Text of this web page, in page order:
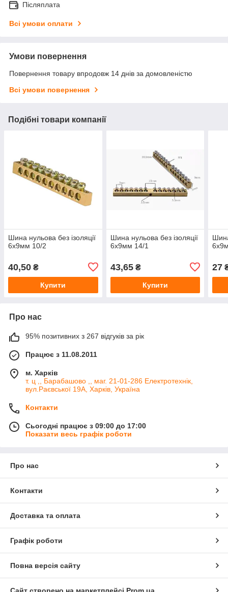
Післяплата
Всі умови оплати
Умови повернення
Повернення товару впродовж 14 днів за домовленістю
Всі умови повернення
Подібні товари компанії
Шина нульова без ізоляції
6х9мм 10/2
40,50 ₴
Купити
Шина нульова без ізоляції
6х9мм 14/1
43,65₴
Купити
27
Про нас
95% позитивних з 267 відгуків за рік
Працює з 11.08.2011
м. Харків
т. ц ,, Барабашово ,, маг. 21-01-286 Електротехнік,
вул.Раєвської 19А, Харків, Україна
Контакти
Сьогодні працює з 09:00 до 17:00
Показати весь графік роботи
Про нас
Контакти
Доставка та оплата
Графік роботи
Повна версія сайту